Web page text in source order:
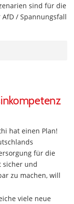
sind für die
/ Spannungsfall
hat einen Plan!
für die
sicher und
zu machen, will
viele neue